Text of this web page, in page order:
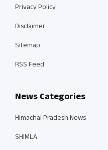
Privacy Policy
Disclaimer
Sitemap
RSS Feed
News Categories
Himachal Pradesh News
SHIMLA